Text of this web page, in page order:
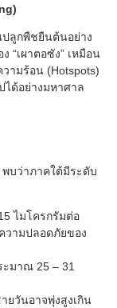
ลูกพืชยืนต้นอย่าง
“เผาตอซัง” เหมือน
ามร้อน (Hotspots)
ได้อย่างมหาศาล
พบว่าภาคใต้มีระดับ
ไมโครกรัมต่อ
วามปลอดภัยของ
มาณ 25 – 31
ยวันอาจพุ่งสูงเกิน